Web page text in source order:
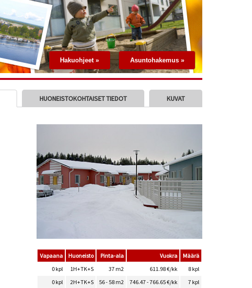
Hakuohjeet » Asuntohakemus »
KUVAT
HUONEISTOKOHTAISET TIEDOT
Vapaana Huoneisto Pinta-ala Vuokra
Määrä
0 kpl
1H+TK+S 37 m2 611.98 €/kk
8 kpl
0 kpl
2H+TK+S 56 - 58 m2 746.47 - 766.65 €/kk
7 kpl